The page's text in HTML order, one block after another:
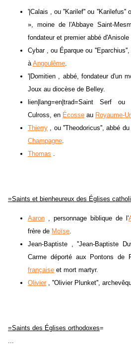
'|Calais , ou ''Karilef'' ou ''Karilefus''
», moine de l'Abbaye Saint-
fondateur et premier abbé d'Anisole
Cybar , ou Éparque ou
àAngoulême.
'|Domitien , abbé, fondateur d'un
Joux au diocèse de Belley.
lien|lang=en|trad=Saint Serf
Culross, en Écosse au Royaume-
Thierry , ou ''Theodoricus'', abbé
Champagne.
Thomas .
=Saints et bienheureux des Églises
Aaron , personnage biblique de l'
frère de Moïse.
Jean-Baptiste , ''Jean-Baptiste
Carme déporté aux Pontons de
française et mort martyr.
Olivier , ''Olivier Plunket'',
=Saints des Églises orthodoxes=
...